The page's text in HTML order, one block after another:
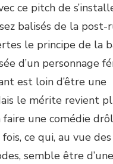
ce pitch de
balisés de la
le principe de la
d’un personnage
est loin d’être une
le mérite revient
faire une comédie
ce qui, au vue
semble être